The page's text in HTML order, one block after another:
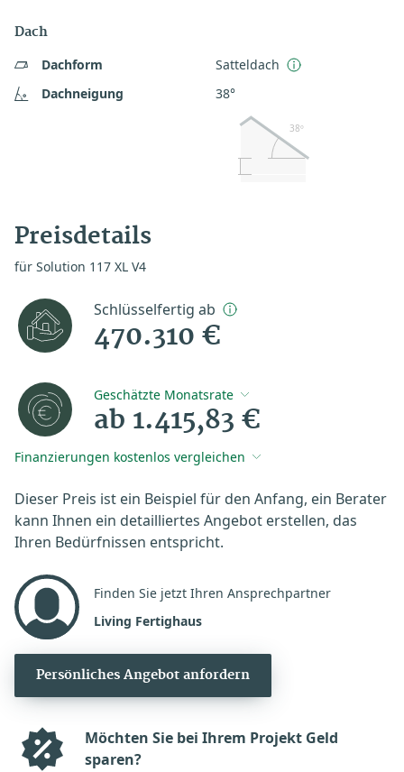
Dach
Dachform
Satteldach
Dachneigung
38°
38º
Preisdetails
für Solution 117 XL V4
Schlüsselfertig ab
470.310 €
Geschätzte Monatsrate
ab 1.415,83 €
Finanzierungen kostenlos vergleichen
Dieser Preis ist ein Beispiel für den Anfang, ein Berater
kann Ihnen ein detailliertes Angebot erstellen, das
Ihren Bedürfnissen entspricht.
Finden Sie jetzt Ihren Ansprechpartner
Living Fertighaus
Persönliches Angebot anfordern
Möchten Sie bei Ihrem Projekt Geld
sparen?